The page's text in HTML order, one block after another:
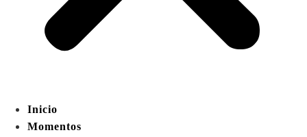
Inicio
Momentos